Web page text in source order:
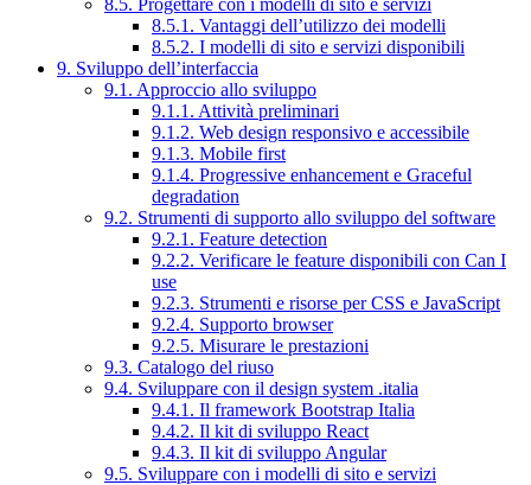
8.5.1. Vantaggi dell’utilizzo dei modelli
8.5.2. I modelli di sito e servizi disponibili
9. Sviluppo dell’interfaccia
9.1. Approccio allo sviluppo
9.1.1. Attività preliminari
9.1.2. Web design responsivo e accessibile
9.1.3. Mobile first
9.1.4. Progressive enhancement e Graceful
degradation
9.2. Strumenti di supporto allo sviluppo del software
9.2.1. Feature detection
9.2.2. Verificare le feature disponibili con Can I
use
9.2.3. Strumenti e risorse per CSS e JavaScript
9.2.4. Supporto browser
9.2.5. Misurare le prestazioni
9.3. Catalogo del riuso
9.4. Sviluppare con il design system .italia
9.4.1. Il framework Bootstrap Italia
9.4.2. Il kit di sviluppo React
9.4.3. Il kit di sviluppo Angular
9.5. Sviluppare con i modelli di sito e servizi